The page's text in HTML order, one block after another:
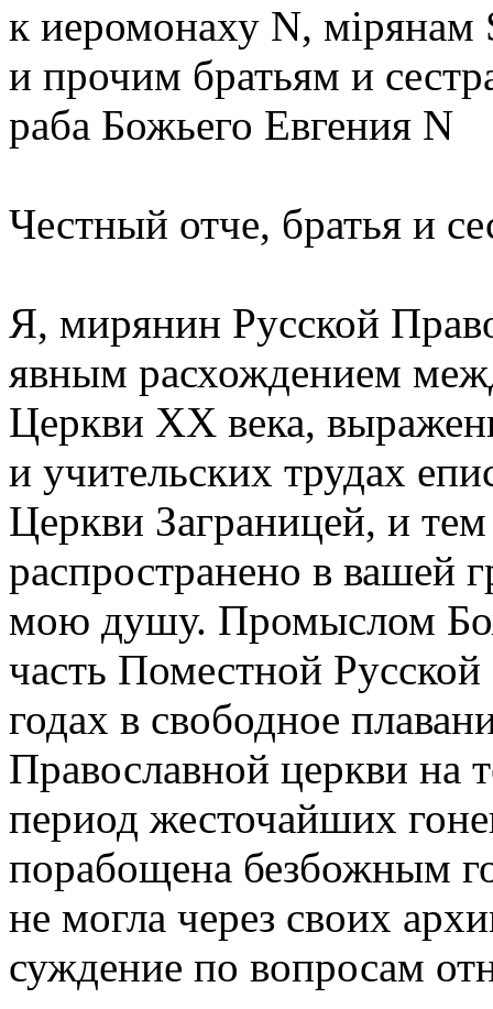
к иеромонаху N, мiрянам
и прочим братьям и
раба Божьего Евгения N
Честный отче, братья и
Я, мирянин Русской
явным расхождением
Церкви XX века,
и учительских трудах
Церкви Заграницей, и
распространено в вашей
мою душу. Промыслом
часть Поместной
годах в свободное
Православной церкви
период жесточайших
порабощена безбожным
не могла через своих
суждение по вопросам